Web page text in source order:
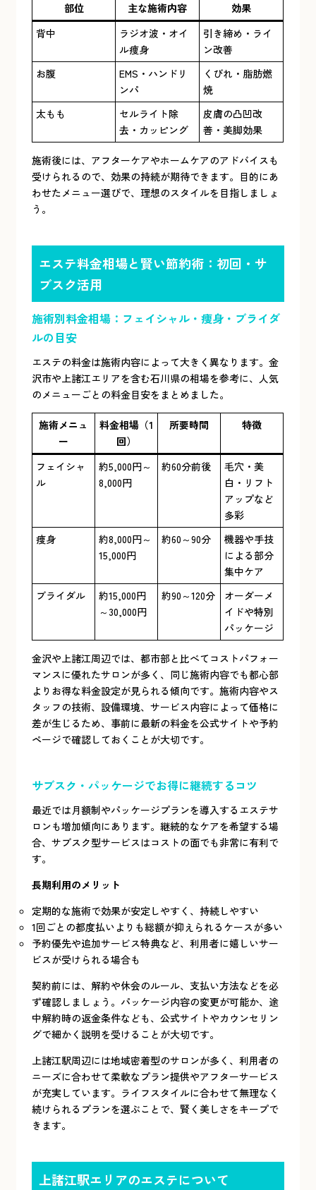
部位 主な施術内容
効果
背中
ラジオ波・オイ
ル痩身
引き締め・ライ
ン改善
お腹
EMS・ハンドリ
ンパ
くびれ・脂肪燃
焼
太もも
セルライト除
去・カッピング
皮膚の凸凹改
善・美脚効果
施術後には、アフターケアやホームケアのアドバイスも
受けられるので、効果の持続が期待できます。目的にあ
わせたメニュー選びで、理想のスタイルを目指しましょ
う。
エステ料金相場と賢い節約術：初回・サ
ブスク活用
施術別料金相場：フェイシャル・痩身・ブライダ
ルの目安
エステの料金は施術内容によって大きく異なります。金
沢市や上諸江エリアを含む石川県の相場を参考に、人気
のメニューごとの料金目安をまとめました。
施術メニュ
ー
料金相場（1
回）
所要時間 特徴
フェイシャ
ル
約5,000円～
8,000円
約60分前後
毛穴・美
白・リフト
アップなど
多彩
痩身
約8,000円～
15,000円
約60～90分
機器や手技
による部分
集中ケア
ブライダル
約15,000円
～30,000円
約90～120分
オーダーメ
イドや特別
パッケージ
金沢や上諸江周辺では、都市部と比べてコストパフォー
マンスに優れたサロンが多く、同じ施術内容でも都心部
よりお得な料金設定が見られる傾向です。施術内容やス
タッフの技術、設備環境、サービス内容によって価格に
差が生じるため、事前に最新の料金を公式サイトや予約
ページで確認しておくことが大切です。
サブスク・パッケージでお得に継続するコツ
最近では月額制やパッケージプランを導入するエステサ
ロンも増加傾向にあります。継続的なケアを希望する場
合、サブスク型サービスはコストの面でも非常に有利で
す。
長期利用のメリット
定期的な施術で効果が安定しやすく、持続しやすい
1回ごとの都度払いよりも総額が抑えられるケースが多い
予約優先や追加サービス特典など、利用者に嬉しいサー
ビスが受けられる場合も
契約前には、解約や休会のルール、支払い方法などを必
ず確認しましょう。パッケージ内容の変更が可能か、途
中解約時の返金条件なども、公式サイトやカウンセリン
グで細かく説明を受けることが大切です。
上諸江駅周辺には地域密着型のサロンが多く、利用者の
ニーズに合わせて柔軟なプラン提供やアフターサービス
が充実しています。ライフスタイルに合わせて無理なく
続けられるプランを選ぶことで、賢く美しさをキープで
きます。
上諸江駅エリアのエステについて